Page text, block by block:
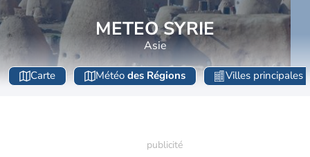
METEO SYRIE
Asie
Carte Météo des Régions Villes principales